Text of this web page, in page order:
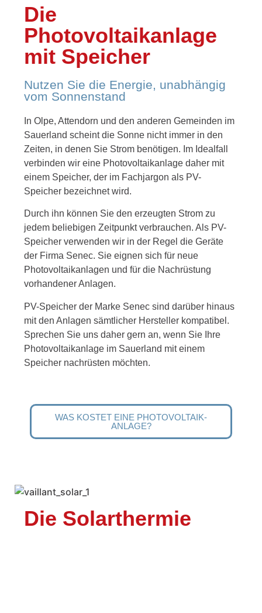
Die
Photovoltaikanlage
mit Speicher
Nutzen Sie die Energie, unabhängig
vom Sonnenstand
In Olpe, Attendorn und den anderen Gemeinden im
Sauerland scheint die Sonne nicht immer in den
Zeiten, in denen Sie Strom benötigen. Im Idealfall
verbinden wir eine Photovoltaikanlage daher mit
einem Speicher, der im Fachjargon als PV-
Speicher bezeichnet wird.
Durch ihn können Sie den erzeugten Strom zu
jedem beliebigen Zeitpunkt verbrauchen. Als PV-
Speicher verwenden wir in der Regel die Geräte
der Firma Senec. Sie eignen sich für neue
Photovoltaikanlagen und für die Nachrüstung
vorhandener Anlagen.
PV-Speicher der Marke Senec sind darüber hinaus
mit den Anlagen sämtlicher Hersteller kompatibel.
Sprechen Sie uns daher gern an, wenn Sie Ihre
Photovoltaikanlage im Sauerland mit einem
Speicher nachrüsten möchten.
WAS KOSTET EINE PHOTOVOLTAIK-
ANLAGE?
Die Solarthermie